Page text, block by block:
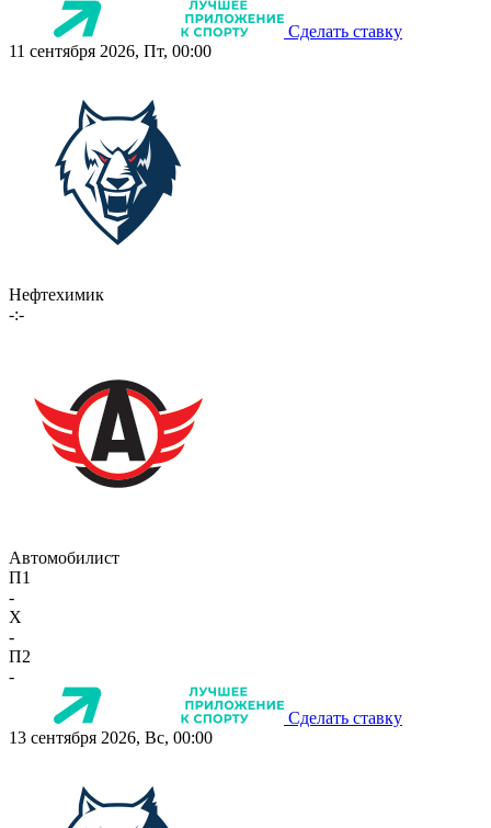
Сделать ставку
11 сентября 2026, Пт, 00:00
Нефтехимик
-:-
Автомобилист
П1
-
X
-
П2
-
Сделать ставку
13 сентября 2026, Вс, 00:00